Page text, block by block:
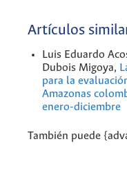
Artículos
Luis Eduardo
Dubois Migoya,
para la
Amazonas
enero-diciembre
También puede